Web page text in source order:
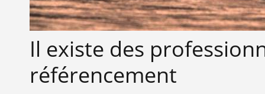
Il existe des
référencement